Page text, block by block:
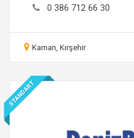
0 386 712 66 30
Kaman, Kırşehir
STANDART